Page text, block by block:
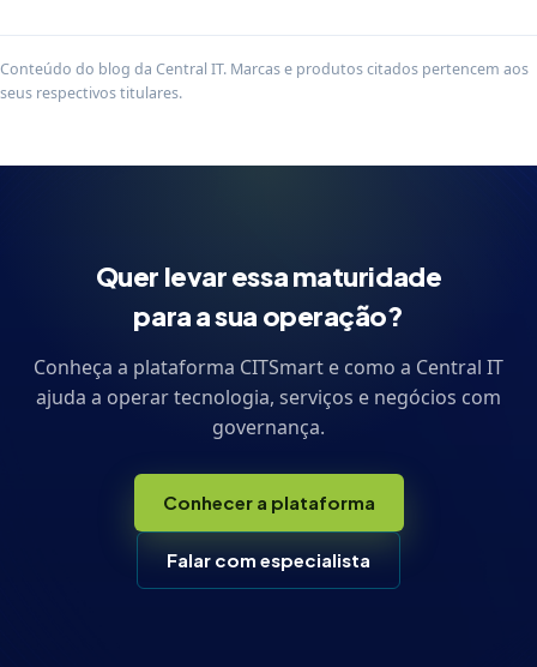
Conteúdo do blog da Central IT. Marcas e produtos citados pertencem aos
seus respectivos titulares.
Quer levar essa maturidade
para a sua operação?
Conheça a plataforma CITSmart e como a Central IT
ajuda a operar tecnologia, serviços e negócios com
governança.
Conhecer a plataforma
Falar com especialista